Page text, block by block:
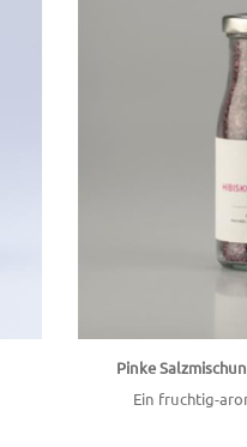
Pinke
Ein fruchtig-